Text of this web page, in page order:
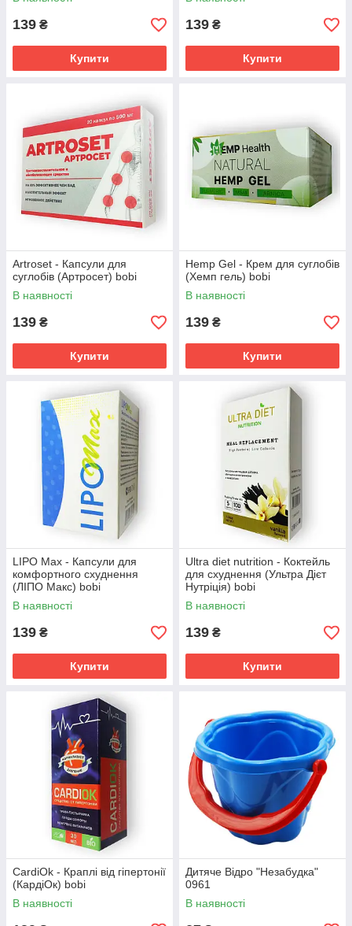
139 ₴
Купити
139 ₴
Купити
Artroset - Капсули для
суглобів (Артросет) bobi
В наявності
139 ₴
Купити
Hemp Gel - Крем для суглобів
(Хемп гель) bobi
В наявності
139 ₴
Купити
LIPO Max - Капсули для
комфортного схуднення
(ЛІПО Макс) bobi
В наявності
139 ₴
Купити
Ultra diet nutrition - Коктейль
для схуднення (Ультра Дієт
Нутріція) bobi
В наявності
139 ₴
Купити
CardiOk - Краплі від гіпертонії
(КардіОк) bobi
В наявності
Дитяче Відро "Незабудка"
0961
В наявності